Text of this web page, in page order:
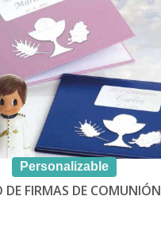
Personalizable
DE FIRMAS DE COMUNIÓN